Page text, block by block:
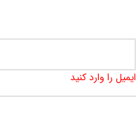
ایمیل را وارد کنید